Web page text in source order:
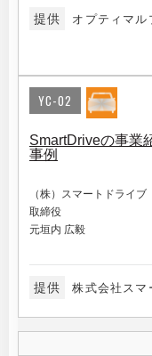
提供 オプティマル
YC-02
SmartDriveの事業
事例
（株）スマートドライブ
取締役
元垣内 広毅
提供 株式会社スマ